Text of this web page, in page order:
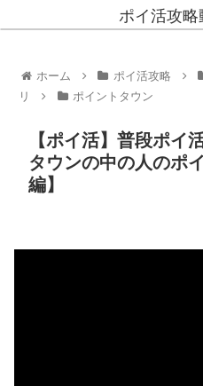
ポイ活攻
ホーム ポイ活攻略
リ
ポイントタウン
【ポイ活】普段ポイ
タウンの中の人のポ
編】